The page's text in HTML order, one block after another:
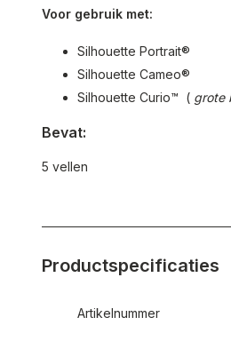
Voor gebruik met:
Silhouette Portrait®
Silhouette Cameo®
Silhouette Curio™ ( grote
Bevat:
5 vellen
Productspecificaties
Artikelnummer